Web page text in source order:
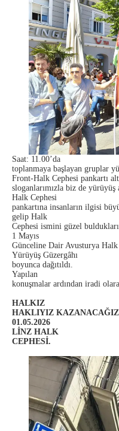
Saat: 11.00’da
toplanmaya başlayan gruplar
Front-Halk Cephesi pankartı
sloganlarımızla biz de yürüyüş
Halk Cephesi
pankartına insanların ilgisi
gelip Halk
Cephesi ismini güzel
1 Mayıs
Günceline Dair Avusturya
Yürüyüş Güzergâhı
boyunca dağıtıldı.
Yapılan
konuşmalar ardından iradi
HALKIZ
HAKLIYIZ
01.05.2026
LİNZ HALK
CEPHESİ.